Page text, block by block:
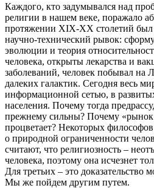
Каждого, кто задумывался над
религии в нашем веке, поражало
протяжении XIX-XX столетий был
научно-технический рывок:
эволюции и теория
человека, открыты лекарства и
заболеваний, человек побывал на
далеких галактик. Сегодня весь
информационной сетью, в
населения. Почему тогда
прежнему сильны? Почему «рынок
процветает? Некоторых
о природной ограниченности
считают, что религиозность –
человека, поэтому она исчезнет
Для третьих – это доказательство
Мы же пойдем другим путем.